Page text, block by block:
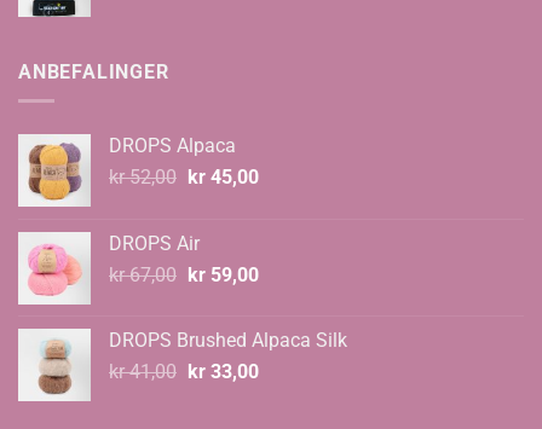
ANBEFALINGER
DROPS Alpaca
kr52,00 Opprinnelig
kr 52,00.
kr45,00Nåværende
DROPS Air
kr67,00 Opprinnelig
kr 67,00.
kr59,00Nåværende
kr 59,00.
DROPS Brushed Alpaca Silk
kr41,00 Opprinnelig
kr33,00Nåværende